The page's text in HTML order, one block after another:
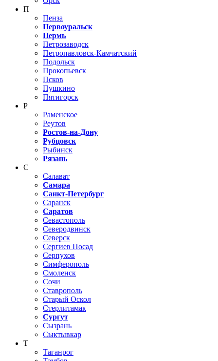
П
Пенза
Первоуральск
Пермь
Петрозаводск
Петропавловск-Камчатский
Подольск
Прокопьевск
Псков
Пушкино
Пятигорск
Р
Раменское
Реутов
Ростов-на-Дону
Рубцовск
Рыбинск
Рязань
С
Салават
Самара
Санкт-Петербург
Саранск
Саратов
Севастополь
Северодвинск
Северск
Сергиев Посад
Серпухов
Симферополь
Смоленск
Сочи
Ставрополь
Старый Оскол
Стерлитамак
Сургут
Сызрань
Сыктывкар
Т
Таганрог